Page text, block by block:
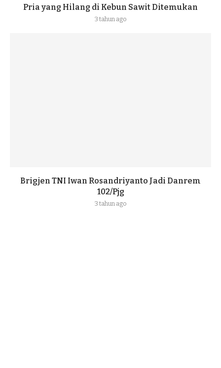
Pria yang Hilang di Kebun Sawit Ditemukan
3 tahun ago
Brigjen TNI Iwan Rosandriyanto Jadi Danrem
102/Pjg
3 tahun ago